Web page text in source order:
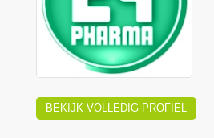
BEKIJK VOLLEDIG PROFIEL